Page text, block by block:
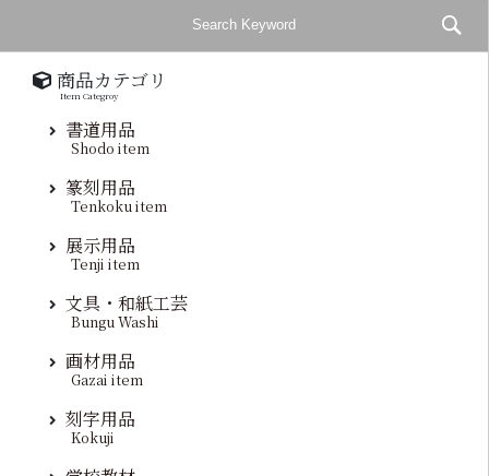
商品カテゴリ
Item Categroy
書道用品
Shodo item
篆刻用品
Tenkoku item
展示用品
Tenji item
文具・和紙工芸
Bungu Washi
画材用品
Gazai item
刻字用品
Kokuji